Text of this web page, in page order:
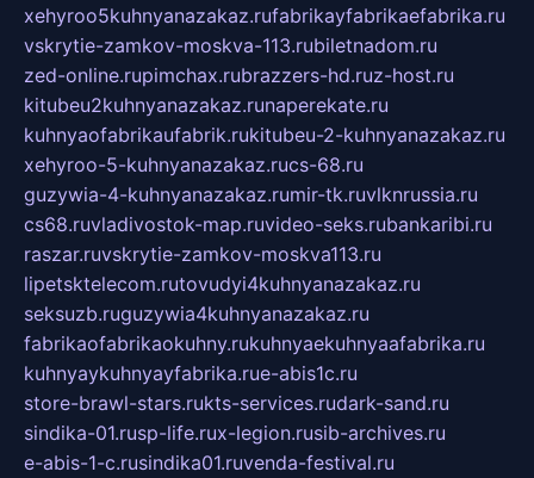
xehyroo5kuhnyanazakaz.rufabrikayfabrikaefabrika.ru
vskrytie-zamkov-moskva-113.rubiletnadom.ru
zed-online.rupimchax.rubrazzers-hd.ruz-host.ru
kitubeu2kuhnyanazakaz.runaperekate.ru
kuhnyaofabrikaufabrik.rukitubeu-2-kuhnyanazakaz.ru
xehyroo-5-kuhnyanazakaz.rucs-68.ru
guzywia-4-kuhnyanazakaz.rumir-tk.ruvlknrussia.ru
cs68.ruvladivostok-map.ruvideo-seks.rubankaribi.ru
raszar.ruvskrytie-zamkov-moskva113.ru
lipetsktelecom.rutovudyi4kuhnyanazakaz.ru
seksuzb.ruguzywia4kuhnyanazakaz.ru
fabrikaofabrikaokuhny.rukuhnyaekuhnyaafabrika.ru
kuhnyaykuhnyayfabrika.rue-abis1c.ru
store-brawl-stars.rukts-services.rudark-sand.ru
sindika-01.rusp-life.rux-legion.rusib-archives.ru
e-abis-1-c.rusindika01.ruvenda-festival.ru